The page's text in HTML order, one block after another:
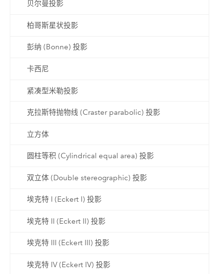
贝尔曼投影
柏哥斯星状投影
彭纳 (Bonne) 投影
卡西尼
紧凑型米勒投影
克拉斯特抛物线 (Craster parabolic) 投影
立方体
圆柱等积 (Cylindrical equal area) 投影
双立体 (Double stereographic) 投影
埃克特 I (Eckert I) 投影
埃克特 II (Eckert II) 投影
埃克特 III (Eckert III) 投影
埃克特 IV (Eckert IV) 投影